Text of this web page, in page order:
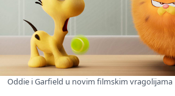
Oddie i Garfield u novim filmskim vragolijama